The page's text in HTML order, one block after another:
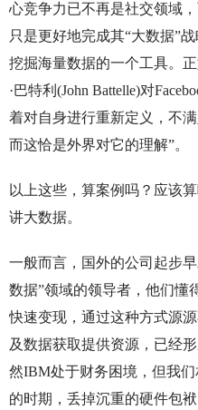
心竞争力已不再是社交领域
只是更好地完成其“大数据”
挖掘海量数据的一个工具。正
·巴特利(John Battelle)对
着对自身进行重新定义，不
而这恰是外界对它的理解”。
以上这些，算案例吗？应该
讲大数据。
一般而言，国外的公司起步
数据”领域的领导者，他们懂
快速变现，通过这种方式源
及数据获取提供资源，已经
然IBM处于财务困境，但我
的时期，丢掉沉重的硬件包